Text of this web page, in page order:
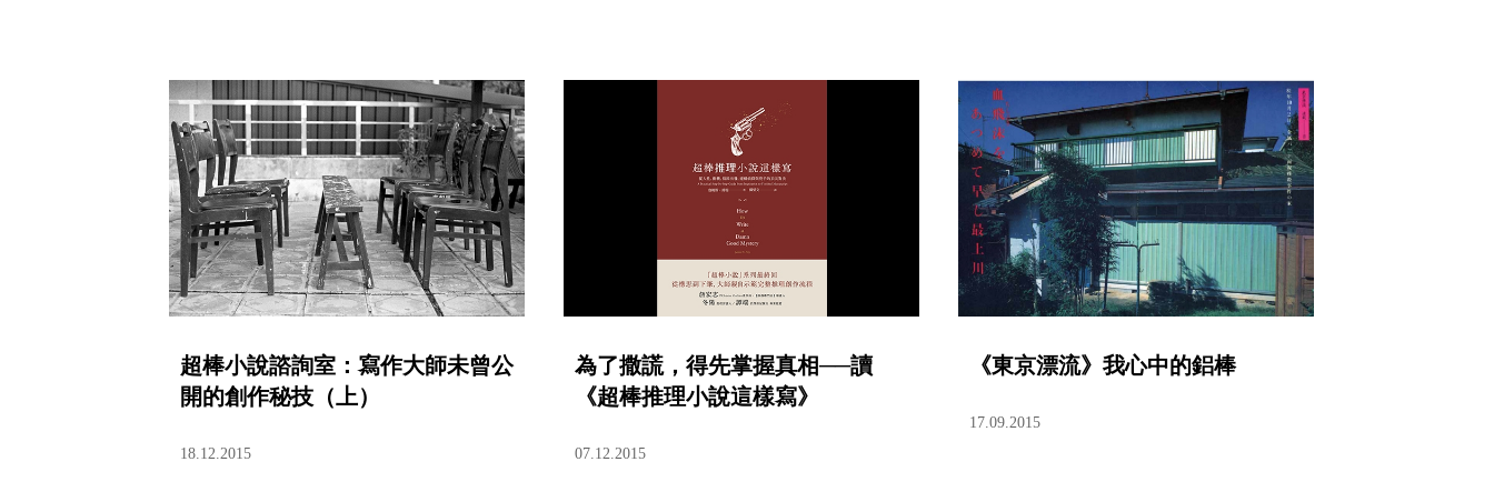
超棒小說諮詢室：寫作大師未曾公
開的創作秘技（上）
18.12.2015
為了撒謊，得先掌握真相──讀
《超棒推理小說這樣寫》
07.12.2015
《東京漂流》我心中的鋁棒
17.09.2015